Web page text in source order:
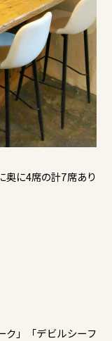
奥に4席の計7席あり
ク」「デビルシーフ